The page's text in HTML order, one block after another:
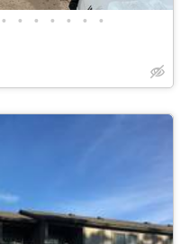
• • • • • • •